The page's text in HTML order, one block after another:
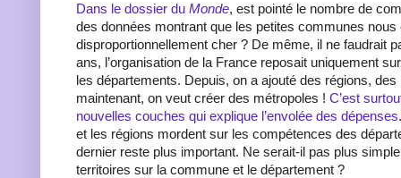
Dans le dossier du Monde, est pointé le nombre de
des données montrant que les petites communes nous
disproportionnellement cher ? De même, il ne faudrait
ans, l’organisation de la France reposait uniquement
les départements. Depuis, on a ajouté des régions,
maintenant, on veut créer des métropoles ! C’est
nouvelles couches qui explique l’envolée des dépenses
et les régions mordent sur les compétences des
dernier reste plus important. Ne serait-il pas plus simple
territoires sur la commune et le département ?